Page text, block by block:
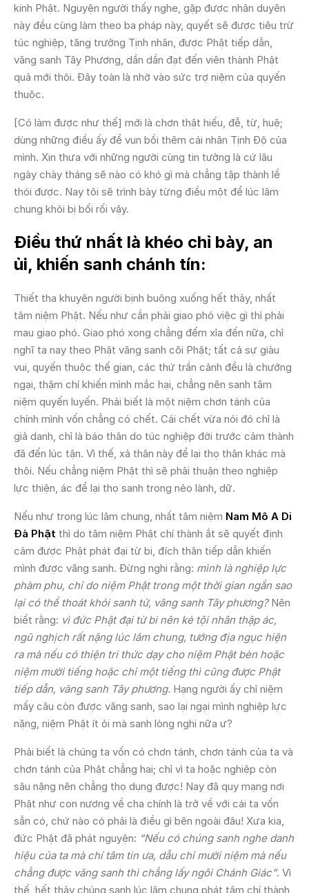
kinh Phật. Nguyện người thấy nghe, gặp được nhân duyên
này đều cùng làm theo ba pháp này, quyết sẽ được tiêu trừ
túc nghiệp, tăng trưởng Tịnh nhân, được Phật tiếp dẫn,
vãng sanh Tây Phương, dần dần đạt đến viên thành Phật
quả mới thôi. Ðây toàn là nhờ vào sức trợ niệm của quyến
thuộc.
[Có làm được như thế] mới là chơn thật hiếu, đễ, từ, huệ;
dùng những điều ấy để vun bồi thêm cái nhân Tịnh Ðộ của
mình. Xin thưa với những người cùng tin tưởng là cứ lâu
ngày chày tháng sẽ nào có khó gì mà chẳng tập thành lề
thói được. Nay tôi sẽ trình bày từng điều một để lúc lâm
chung khỏi bị bối rối vậy.
Ðiều thứ nhất là khéo chỉ bày, an
ủi, khiến sanh chánh tín:
Thiết tha khuyên người bịnh buông xuống hết thảy, nhất
tâm niệm Phật. Nếu như cần phải giao phó việc gì thì phải
mau giao phó. Giao phó xong chẳng đếm xỉa đến nữa, chỉ
nghĩ ta nay theo Phật vãng sanh cõi Phật; tất cả sự giàu
vui, quyến thuộc thế gian, các thứ trần cảnh đều là chướng
ngại, thậm chí khiến mình mắc hại, chẳng nên sanh tâm
niệm quyến luyến. Phải biết là một niệm chơn tánh của
chính mình vốn chẳng có chết. Cái chết vừa nói đó chỉ là
giả danh, chỉ là báo thân do túc nghiệp đời trước cảm thành
đã đến lúc tận. Vì thế, xả thân này để lại thọ thân khác mà
thôi. Nếu chẳng niệm Phật thì sẽ phải thuận theo nghiệp
lực thiện, ác để lại thọ sanh trong nẻo lành, dữ.
Nếu như trong lúc lâm chung, nhất tâm niệm Nam Mô A Di
Ðà Phật thì do tâm niệm Phật chí thành ắt sẽ quyết định
cảm được Phật phát đại từ bi, đích thân tiếp dẫn khiến
mình được vãng sanh. Ðừng nghi rằng: mình là nghiệp lực
phàm phu, chỉ do niệm Phật trong một thời gian ngắn sao
lại có thể thoát khỏi sanh tử, vãng sanh Tây phương?Nên
biết rằng: vì đức Phật đại từ bi nên kẻ tội nhân thập ác,
ngũ nghịch rất nặng lúc lâm chung, tướng địa ngục hiện
ra mà nếu có thiện tri thức dạy cho niệm Phật bèn hoặc
niệm mười tiếng hoặc chỉ một tiếng thì cũng được Phật
tiếp dẫn, vãng sanh Tây phương. Hạng người ấy chỉ niệm
mấy câu còn được vãng sanh, sao lại ngại mình nghiệp lực
nặng, niệm Phật ít ỏi mà sanh lòng nghi nữa ư?
Phải biết là chúng ta vốn có chơn tánh, chơn tánh của ta và
chơn tánh của Phật chẳng hai; chỉ vì ta hoặc nghiệp còn
sâu nặng nên chẳng thọ dụng được! Nay đã quy mạng nơi
Phật như con nương về cha chính là trở về với cái ta vốn
sẵn có, chứ nào có phải là điều gì bên ngoài đâu! Xưa kia,
đức Phật đã phát nguyện: “Nếu có chúng sanh nghe danh
hiệu của ta mà chí tâm tin ưa, dẫu chỉ mười niệm mà nếu
chẳng được vãng sanh thì chẳng lấy ngôi Chánh Giác”. Vì
thế, hết thảy chúng sanh lúc lâm chung phát tâm chí thành